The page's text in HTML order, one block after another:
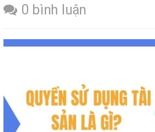
0 bình luận